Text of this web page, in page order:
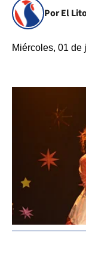
Por El
Miércoles, 01 de